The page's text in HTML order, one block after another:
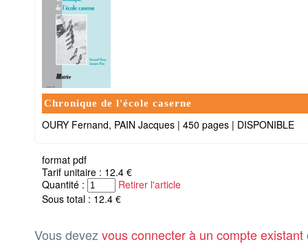
Chronique de l'école caserne
OURY Fernand, PAIN Jacques | 450 pages | DISPONIBLE
format pdf
Tarif unitaire : 12.4 €
Quantité :
Retirer l'article
Sous total : 12.4 €
Vous devez vous connecter à un compte existant